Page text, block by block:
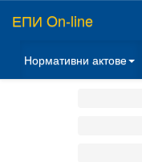
ЕПИ On-line
Нормативни актове